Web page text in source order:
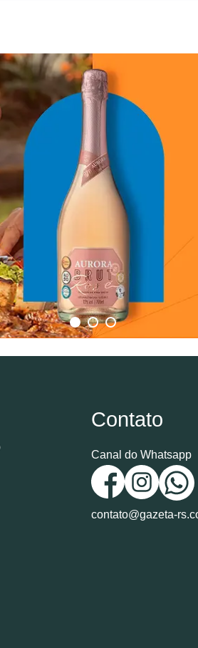
Contato
Canal do Whatsapp
contato@gazeta-